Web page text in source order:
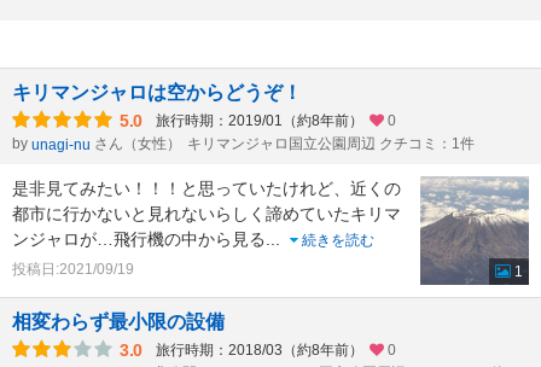
キリマンジャロは空からどうぞ！
5.0 旅行時期：2019/01（約8年前）
0
by unagi-nu さん（女性） キリマンジャロ国立公園周辺 クチコミ：1件
是非見てみたい！！！と思っていたけれど、近くの
都市に行かないと見れないらしく諦めていたキリマ
ンジャロが…飛行機の中から見る
続きを読む
投稿日:2021/09/19
1
相変わらず最小限の設備
3.0 旅行時期：2018/03（約8年前）
0